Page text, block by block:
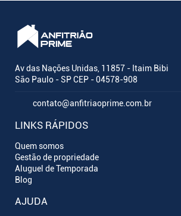
Av das Nações Unidas, 11857 - Itaim Bibi
São Paulo - SP CEP - 04578-908
contato@anfitriaoprime.com.br
LINKS RÁPIDOS
Quem somos
Gestão de propriedade
Aluguel de Temporada
Blog
AJUDA